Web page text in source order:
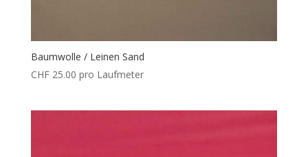
Baumwolle / Leinen Sand
CHF25.00 pro Laufmeter